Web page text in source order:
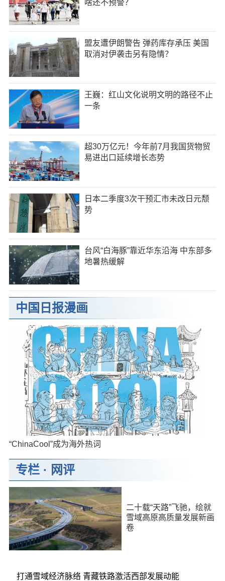
啥还不预警？
盟友遭伊朗警告 弹药库存承压 美国
取消对伊袭击另有隐情？
王巍：红山文化说明文明的路径不止
一条
超30万亿元！今年前7月我国货物贸
易进出口延续增长态势
日本二季度3次干预汇市未改日元颓
势
台风“白海豚”靠近华东沿海 中东部多
地暑热缓解
中国日报漫画
“ChinaCool”成为海外热词
专栏· 网评
二十载“天路”飞驰，绘就
雪域高原高质量发展新画
卷
打通雪域经济脉络 青藏铁路激活西部发展动能